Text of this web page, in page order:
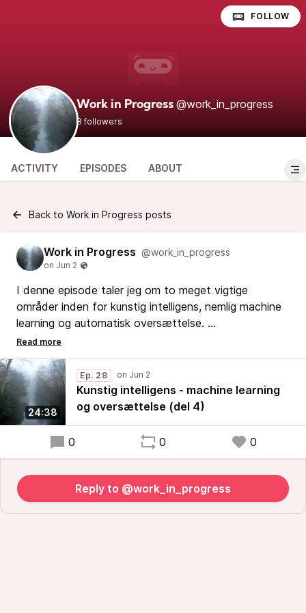
Work in Progress @work_in_progress
8 followers
FOLLOW
ACTIVITY EPISODES ABOUT
Back to Work in Progress posts
Work in Progress @work_in_progress
I denne episode taler jeg om to meget vigtige
områder inden for kunstig intelligens, nemlig machine
learning og automatisk oversættelse.
Jeg påpeger også nogle vigtige begrænsninger, som
man altid skal være opmærksom på, når man bruger
disse teknologier.
24:38
Ep. 28
Kunstig intelligens - machine learning
og oversættelse (del 4)
0 0 0
Reply to @work_in_progress